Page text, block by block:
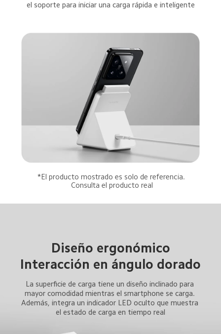
el soporte para iniciar una carga rápida e inteligente
*El producto mostrado es solo de referencia.
Consulta el producto real
Diseño ergonómico
Interacción en ángulo dorado
La superficie de carga tiene un diseño inclinado para
mayor comodidad mientras el smartphone se carga.
Además, integra un indicador LED oculto que muestra
el estado de carga en tiempo real